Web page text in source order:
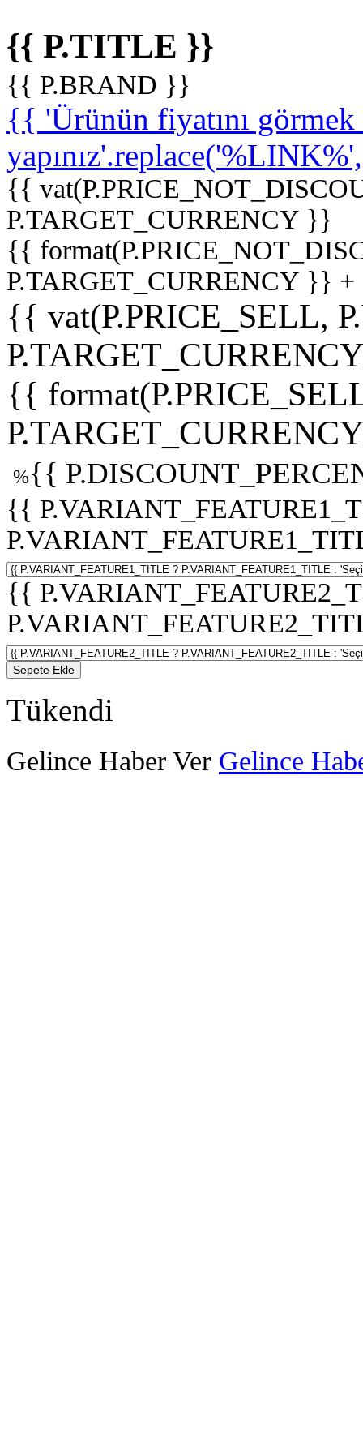
{{ P.TITLE }}
{{ P.BRAND }}
{{ 'Ürünün fiyatını
{{
P.TARGET_CURRENCY }}
{{
P.TARGET_CURRENCY }}
{{ vat(P.PRICE_SELL,
{{
%{{
{{
{{
Sepete Ekle
Tükendi
Gelince Haber Ver Gelince